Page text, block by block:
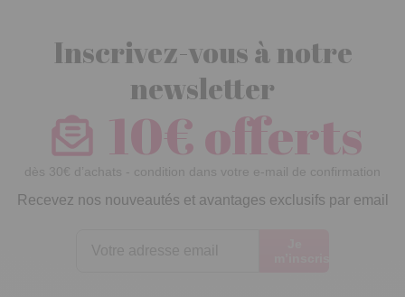
Inscrivez-vous à notre
newsletter
10€ offerts
dès 30€ d’achats - condition dans votre e-mail de confirmation
Recevez nos nouveautés et avantages exclusifs par email